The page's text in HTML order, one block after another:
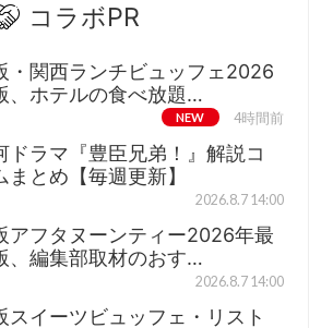
コラボPR
・関西ランチビュッフェ2026
、ホテルの食べ放題…
NEW 4時間前
ドラマ『豊臣兄弟！』解説コ
まとめ【毎週更新】
2026.8.7 14:00
アフタヌーンティー2026年最
、編集部取材のおす…
2026.8.7 14:00
スイーツビュッフェ・リスト